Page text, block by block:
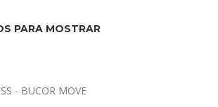
PARA MOSTRAR
- BUCOR MOVE